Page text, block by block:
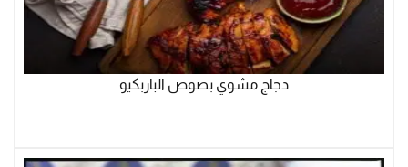
دجاج مشوي بصوص الباربكيو